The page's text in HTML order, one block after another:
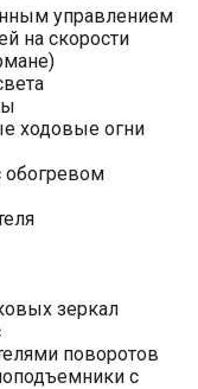
управлением
на скорости
ходовые огни
обогревом
зеркал
поворотов
с